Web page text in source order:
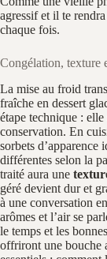
agressif et il te
chaque fois.
Congélation, texture
La mise au froid
fraîche en dessert
étape technique :
conservation. En
sorbets d’apparence
différentes selon la
traité aura une
géré devient dur et
à une conversation
arômes et l’air se
le temps et les
offriront une bouche